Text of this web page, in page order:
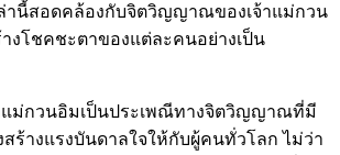
านี้สอดคล้องกับจิตวิญญาณของเจ้าแม่กวน
งโชคชะตาของแต่ละคนอย่างเป็น
แม่กวนอิมเป็นประเพณีทางจิตวิญญาณที่มี
ร้างแรงบันดาลใจให้กับผู้คนทั่วโลก ไม่ว่า